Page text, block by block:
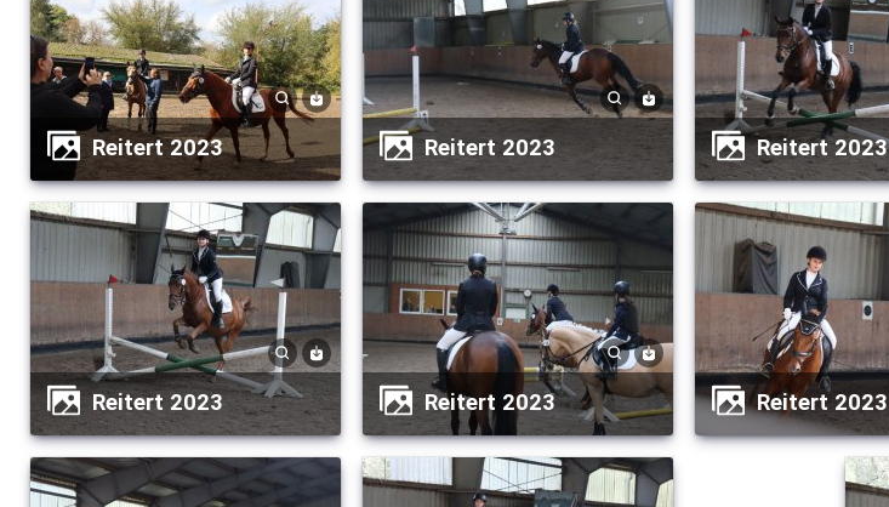
Reitert 2023 Reitert 2023 Reitert 2023
Reitert 2023 Reitert 2023 Reitert 2023